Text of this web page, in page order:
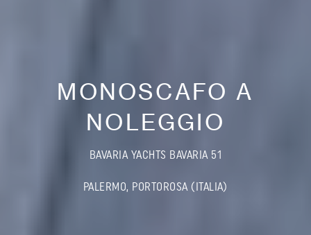
MONOSCAFO A
NOLEGGIO
BAVARIA YACHTS BAVARIA 51
PALERMO, PORTOROSA (ITALIA)